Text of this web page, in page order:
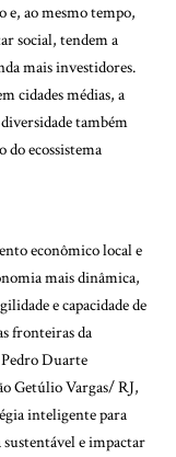
e, ao mesmo tempo,
social, tendem a
mais investidores.
cidades médias, a
também
ecossistema
econômico local e
mais dinâmica,
e capacidade de
fronteiras da
Duarte
Getúlio Vargas/ RJ,
inteligente para
sustentável e impactar